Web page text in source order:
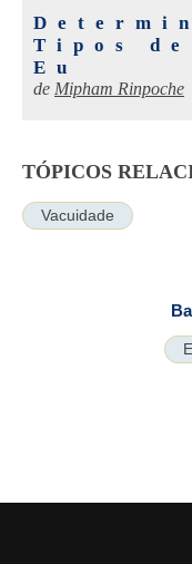
Tipos
Eu
de Mipham Rinpoche
TÓPICOS
Vacuidade